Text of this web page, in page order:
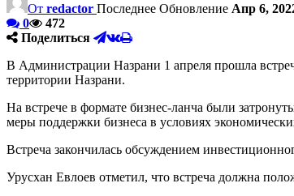
От redactor Последнее Обновление Апр 6,
0
472
Поделиться
В Администрации Назрани 1 апреля прошла
территории Назрани.
На встрече в формате бизнес-ланча были
меры поддержки бизнеса в условиях
Встреча закончилась обсуждением
Урусхан Евлоев отметил, что встреча должна